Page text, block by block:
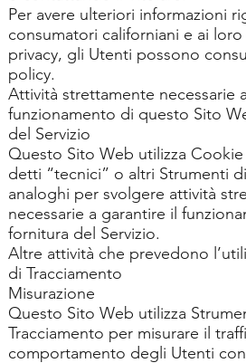
Per avere ulteriori informazioni
consumatori californiani e ai
privacy, gli Utenti possono
policy.
Attività strettamente necessarie
funzionamento di questo Sito
del Servizio
Questo Sito Web utilizza
detti “tecnici” o altri Strumenti
analoghi per svolgere attività
necessarie a garantire il
fornitura del Servizio.
Altre attività che prevedono
di Tracciamento
Misurazione
Questo Sito Web utilizza
Tracciamento per misurare il
comportamento degli Utenti